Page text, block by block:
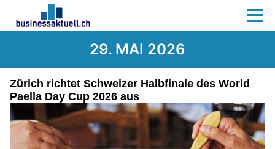
29. MAI 2026
Zürich richtet Schweizer Halbfinale des World
Paella Day Cup 2026 aus